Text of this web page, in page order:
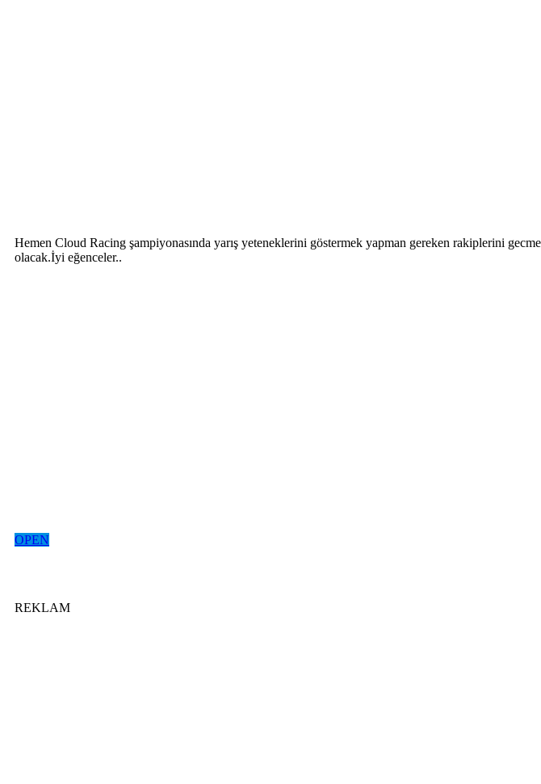
Hemen Cloud Racing şampiyonasında yarış yeteneklerini göstermek yapman gereken rakiplerini
olacak.İyi eğenceler..
OPEN
REKLAM